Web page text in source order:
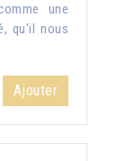
une
qu'il nous
Ajouter